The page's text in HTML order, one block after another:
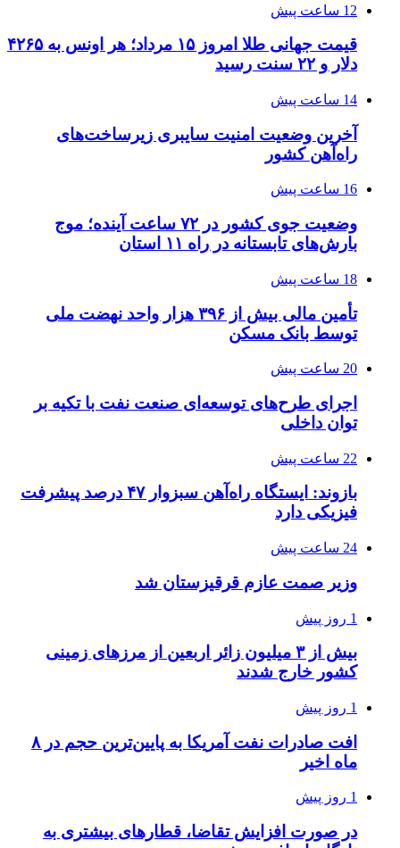
12 ساعت پیش
قیمت جهانی طلا امروز ۱۵ مرداد؛ هر اونس به ۴۲۶۵
دلار و ۲۲ سنت رسید
14 ساعت پیش
آخرین وضعیت امنیت سایبری زیرساخت‌های
راه‌آهن کشور
16 ساعت پیش
وضعیت جوی کشور در ۷۲ ساعت آینده؛ موج
بارش‌های تابستانه در راه ۱۱ استان
18 ساعت پیش
تأمین مالی بیش از ۳۹۶ هزار واحد نهضت ملی
توسط بانک مسکن
20 ساعت پیش
اجرای طرح‌های توسعه‌ای صنعت نفت با تکیه بر
توان داخلی
22 ساعت پیش
بازوند: ایستگاه راه‌آهن سبزوار ۴۷ درصد پیشرفت
فیزیکی دارد
24 ساعت پیش
وزیر صمت عازم قرقیزستان شد
1 روز پیش
بیش از ۳ میلیون زائر اربعین از مرزهای زمینی
کشور خارج شدند
1 روز پیش
افت صادرات نفت آمریکا به پایین‌ترین حجم در ۸
ماه اخیر
1 روز پیش
در صورت افزایش تقاضا، قطارهای بیشتری به